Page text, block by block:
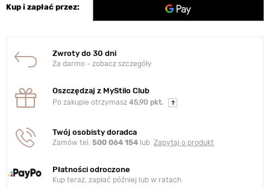
Kup i zapłać przez:
Zwroty do 30 dni
Za darmo - zobacz szczegóły
Oszczędzaj z MyStilo Club
Po zakupie otrzymasz 45,90 pkt.
Twój osobisty doradca
Zamów tel. 500 064 154 lub Zapytaj o produkt
Płatności odroczone
Kup teraz, zapłać później lub w ratach